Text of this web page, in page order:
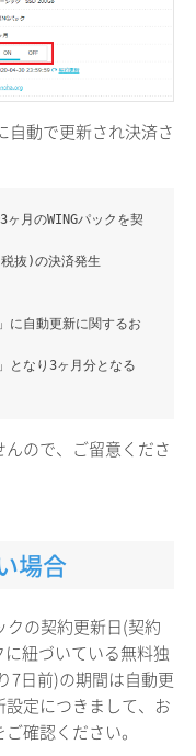
自動で更新され決済さ
月のWINGパックを契
抜)の決済発生
に自動更新に関するお
となり3ヶ月分となる
ので、ご留意くださ
場合
クの契約更新日(契約
紐づいている無料独
7日前)の期間は自動更
定につきまして、お
確認ください。